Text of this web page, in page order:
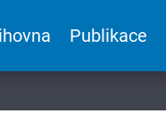
Publikace